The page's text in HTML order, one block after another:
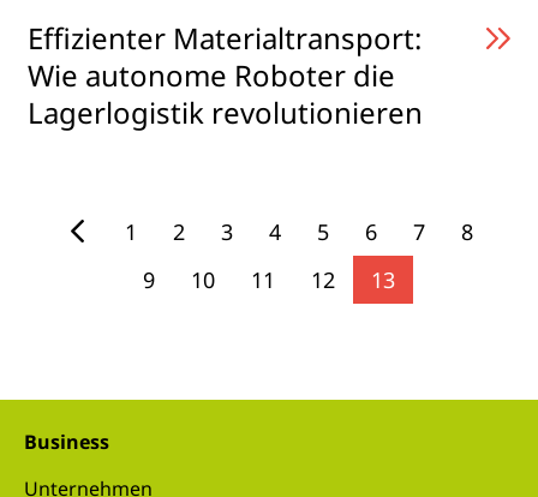
Effizienter Materialtransport:
Wie autonome Roboter die
Lagerlogistik revolutionieren
1 2 3 4 5 6 7
8
9
10 11 12 13
Business
Unternehmen